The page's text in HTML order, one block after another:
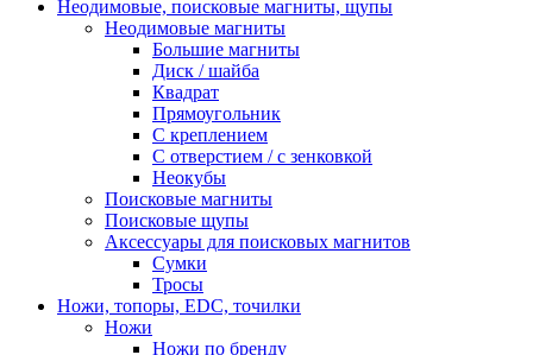
Неодимовые, поисковые магниты, щупы
Неодимовые магниты
Большие магниты
Диск / шайба
Квадрат
Прямоугольник
С креплением
С отверстием / с зенковкой
Неокубы
Поисковые магниты
Поисковые щупы
Аксессуары для поисковых магнитов
Сумки
Тросы
Ножи, топоры, EDC, точилки
Ножи
Ножи по бренду